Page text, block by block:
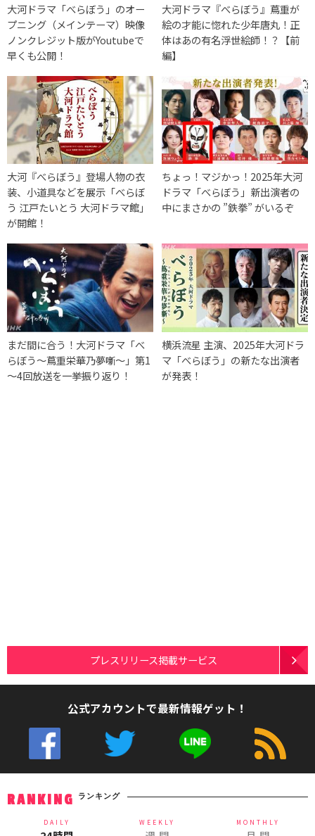
大河ドラマ「べらぼう」のオー
プニング（メインテーマ）映像
ノンクレジット版がYoutubeで
早くも公開！
大河ドラマ『べらぼう』蔦重が
絵の才能に惚れた少年唐丸！正
体はあの有名浮世絵師！？【前
編】
大河『べらぼう』登場人物の衣
装、小道具などを展示「べらぼ
う 江戸たいとう 大河ドラマ館」
が開館！
ちょっ！マジかっ！2025年大河
ドラマ「べらぼう」新出演者の
中にまさかの ”鉄拳” がいるぞ
まだ間に合う！大河ドラマ「べ
らぼう～蔦重栄華乃夢噺～」第1
～4回放送を一挙振り返り！
横浜流星 主演、2025年大河ドラ
マ「べらぼう」の新たな出演者
が発表！
プレスリリース掲載サービス
公式アカウントで最新情報ゲット！
RANKING ランキング
DAILY WEEKLY MONTHLY